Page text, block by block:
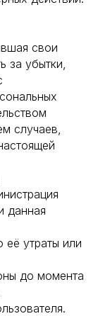
свои
за убытки,
случаев,
данная
её утраты или
до момента